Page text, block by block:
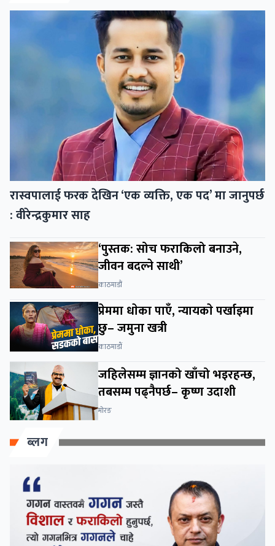
रास्वपालाई फरक देखिन ‘एक व्यक्ति, एक पद’ मा जानुपर्छ
: वीरेन्द्रकुमार साह
‘पुस्तक: सोच फराकिलो बनाउने,
जीवन बदल्ने साथी’
काठमाडौं
प्रेममा धाेका पाएँ, न्यायकाे पर्खाइमा
छु– जमुना खत्री
काठमाडाैं
जहिलेसम्म ज्ञानको खाँचो भइरहन्छ,
तबसम्म पढ्नैपर्छ– कृष्ण उदाशी
माेरङ
ब्लग